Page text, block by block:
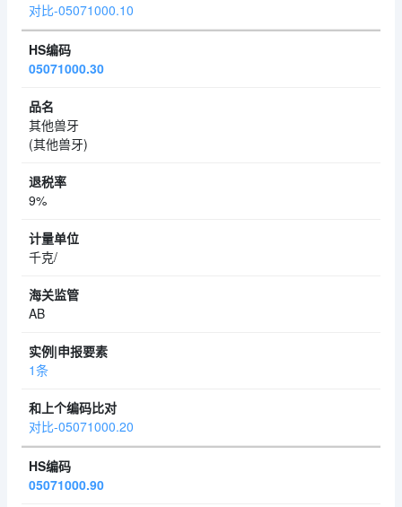
对比-05071000.10
05071000.30
其他兽牙
(其他兽牙)
9%
千克/
AB
1条
对比-05071000.20
05071000.90